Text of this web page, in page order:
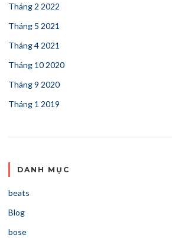
Tháng 2 2022
Tháng 5 2021
Tháng 4 2021
Tháng 10 2020
Tháng 9 2020
Tháng 1 2019
DANH MỤC
beats
Blog
bose